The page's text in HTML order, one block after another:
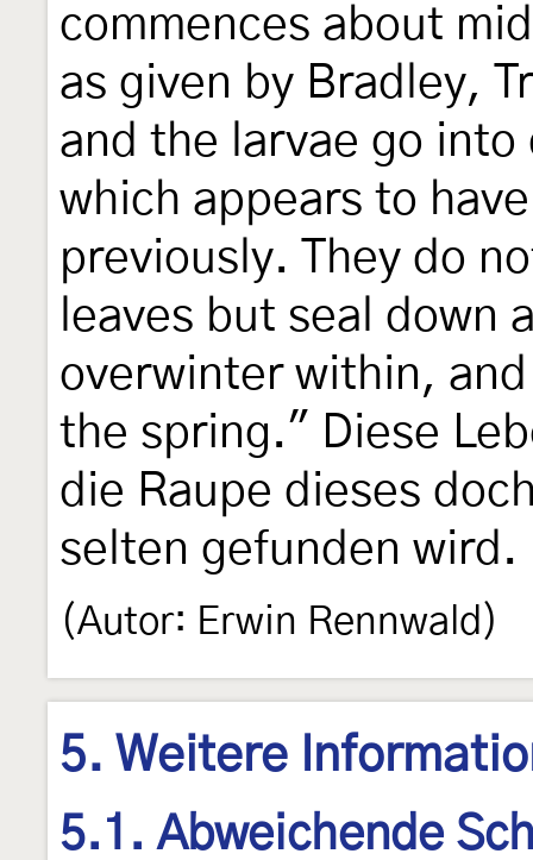
commences about
as given by Bradley,
and the larvae go
which appears to
previously. They do
leaves but seal down
overwinter within,
the spring." Diese
die Raupe dieses
selten gefunden wird.
(Autor: Erwin Rennwald)
5. Weitere
5.1. Abweichende